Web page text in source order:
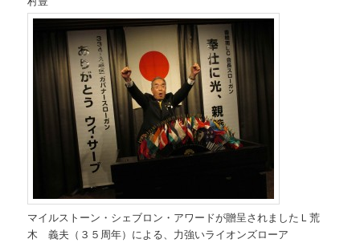
マイルストーン・シェブロン・アワードが贈呈されましたＬ荒
木 義夫（３５周年）による、力強いライオンズローア